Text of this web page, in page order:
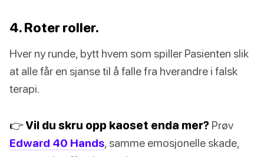
4. Roter roller.
Hver ny runde, bytt hvem som spiller Pasienten slik
at alle får en sjanse til å falle fra hverandre i falsk
terapi.
👉 Vil du skru opp kaoset enda mer? Prøv
Edward 40 Hands, samme emosjonelle skade,